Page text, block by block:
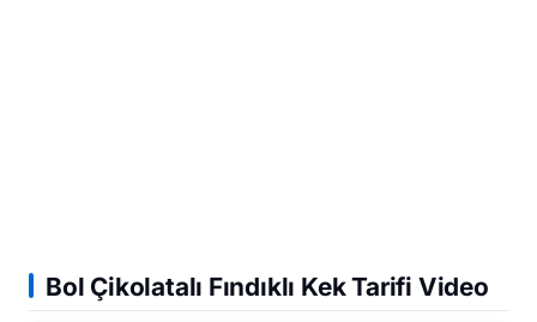
Bol Çikolatalı Fındıklı Kek Tarifi Video